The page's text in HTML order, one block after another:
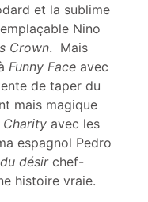
et la sublime
Nino
Crown. Mais
Funny Face avec
de taper du
mais magique
Charity avec les
espagnol Pedro
désirchef-
histoire vraie.